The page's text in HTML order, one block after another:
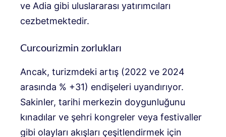
ve Adia gibi uluslararası yatırımcıları
cezbetmektedir.
Curcourizmin zorlukları
Ancak, turizmdeki artış (2022 ve 2024
arasında % +31) endişeleri uyandırıyor.
Sakinler, tarihi merkezin doygunluğunu
kınadılar ve şehri kongreler veya festivaller
gibi olayları akışları çeşitlendirmek için